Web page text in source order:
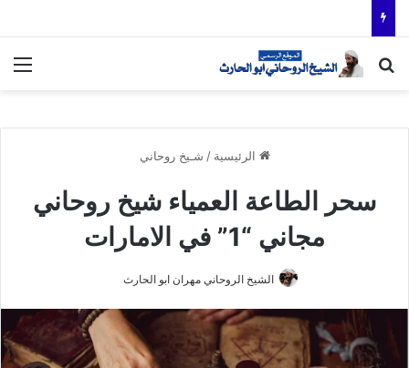
بحث عن
الرئيسية / شـيخ روحاني
سحر الطاعة العمياء شيخ روحاني
مجاني “1” في الامارات
الشيخ الروحاني مهران ابو الحارث